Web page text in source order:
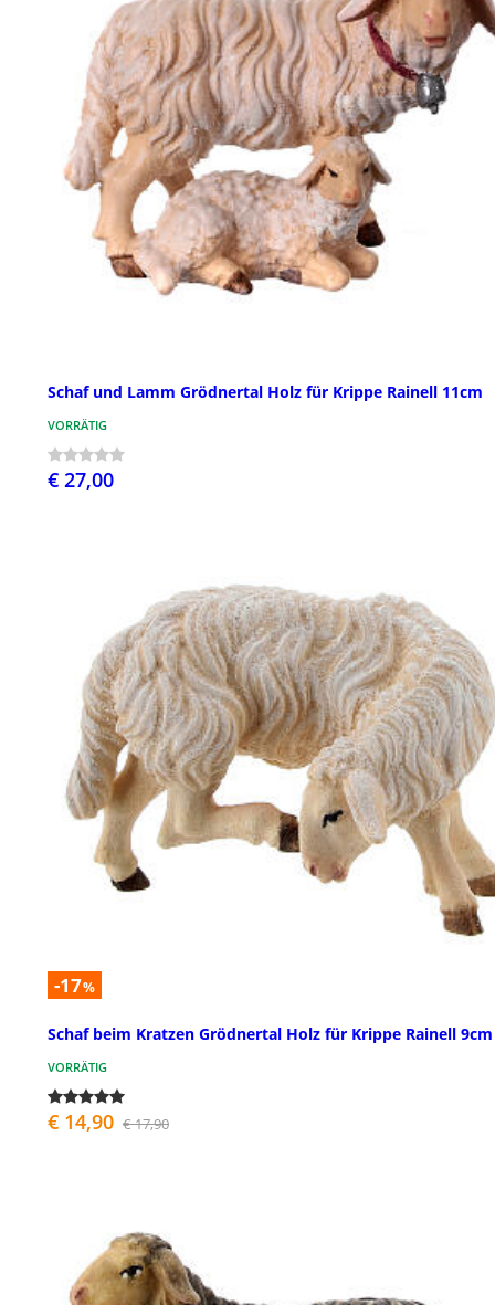
Schaf und Lamm Grödnertal Holz für Krippe Rainell 11cm
VORRÄTIG
€ 27,00
-17%
Schaf beim Kratzen Grödnertal Holz für Krippe Rainell 9cm
VORRÄTIG
€ 14,90 € 17,90